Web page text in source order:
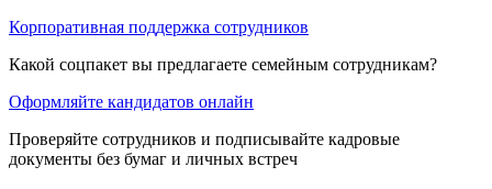
Корпоративная поддержка сотрудников
Какой соцпакет вы предлагаете семейным сотрудникам?
Оформляйте кандидатов онлайн
Проверяйте сотрудников и подписывайте кадровые
документы без бумаг и личных встреч